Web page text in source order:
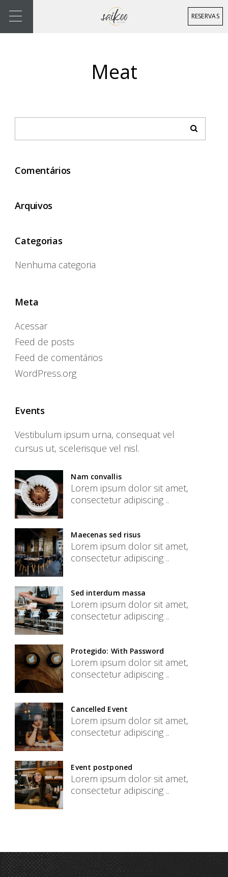
RESERVAS
Meat
Comentários
Arquivos
Categorias
Nenhuma categoria
Meta
Acessar
Feed de posts
Feed de comentários
WordPress.org
Events
Vestibulum ipsum urna, consequat vel
cursus ut, scelerisque vel nisl.
Nam convallis
Lorem ipsum dolor sit amet,
consectetur adipiscing ..
Maecenas sed risus
Lorem ipsum dolor sit amet,
consectetur adipiscing ..
Sed interdum massa
Lorem ipsum dolor sit amet,
consectetur adipiscing ..
Protegido: With Password
Lorem ipsum dolor sit amet,
consectetur adipiscing ..
Cancelled Event
Lorem ipsum dolor sit amet,
consectetur adipiscing ..
Event postponed
Lorem ipsum dolor sit amet,
consectetur adipiscing ..